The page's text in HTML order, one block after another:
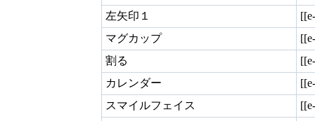
左矢印１
マグカップ
割る
カレンダー
スマイルフェイス